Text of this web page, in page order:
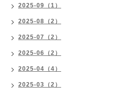
2025-09（1）
2025-08（2）
2025-07（2）
2025-06（2）
2025-04（4）
2025-03（2）